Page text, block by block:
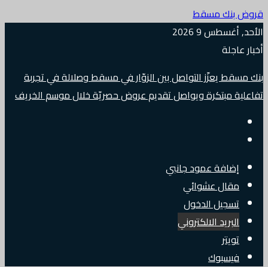
قروض بنك مسقط
الأحد, أغسطس 9 2026
أخبار عاجلة
بنك مسقط يعزّز التواصل بين الزوّار في مسقط وصلالة في تجربة
تفاعلية مبتكرة ويواصل تقديم عروض حصريّة خلال موسم الخريف
إضافة عمود جانبي
مقال عشوائي
تسجيل الدخول
البريد الالكتروني
تويتر
فيسبوك